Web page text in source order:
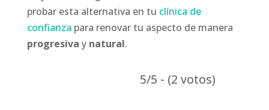
probar esta alternativa en tu clínica de
confianza para renovar tu aspecto de manera
progresiva y natural.
5/5 - (2 votos)